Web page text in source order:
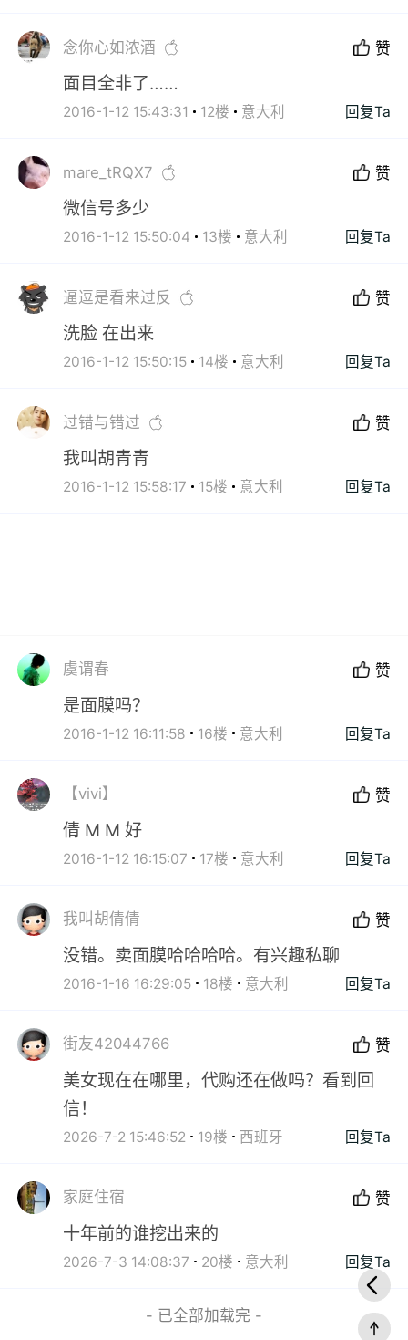
念你心如浓酒 赞
面目全非了……
2016-1-12 15:43:31 12楼 意大利 回复Ta
mare_tRQX7 赞
微信号多少
2016-1-12 15:50:04 13楼 意大利 回复Ta
逼逗是看来过反 赞
洗脸 在出来
2016-1-12 15:50:15 14楼 意大利 回复Ta
过错与错过 赞
我叫胡青青
2016-1-12 15:58:17 15楼 意大利 回复Ta
虞谓春 赞
是面膜吗？
2016-1-12 16:11:58 16楼 意大利 回复Ta
【vivi】 赞
倩 M M 好
2016-1-12 16:15:07 17楼 意大利 回复Ta
我叫胡倩倩 赞
没错。卖面膜哈哈哈哈。有兴趣私聊
2016-1-16 16:29:05 18楼 意大利 回复Ta
街友42044766 赞
美女现在在哪里，代购还在做吗？看到回
信！
2026-7-2 15:46:52 19楼 西班牙 回复Ta
家庭住宿 赞
十年前的谁挖出来的
2026-7-3 14:08:37 20楼 意大利 回复Ta
- 已全部加载完 -